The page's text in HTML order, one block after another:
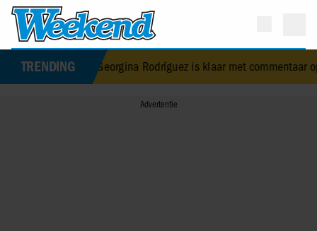
TRENDING
Georgina Rodríguez is klaar met commentaar op haar lichaam